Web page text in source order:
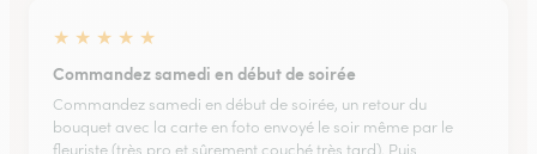
★ ★ ★ ★ ★
Commandez samedi en début de soirée
Commandez samedi en début de soirée, un retour du
bouquet avec la carte en foto envoyé le soir même par le
fleuriste (très pro et sûrement couché très tard). Puis